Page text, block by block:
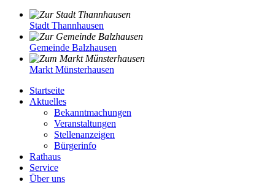
Stadt Thannhausen
Gemeinde Balzhausen
Markt Münsterhausen
Startseite
Aktuelles
Bekanntmachungen
Veranstaltungen
Stellenanzeigen
Bürgerinfo
Rathaus
Service
Über uns